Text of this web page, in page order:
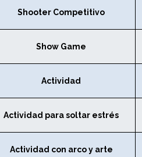
Shooter Competitivo
Show Game
Actividad
Actividad para soltar estrés
Actividad con arco y arte